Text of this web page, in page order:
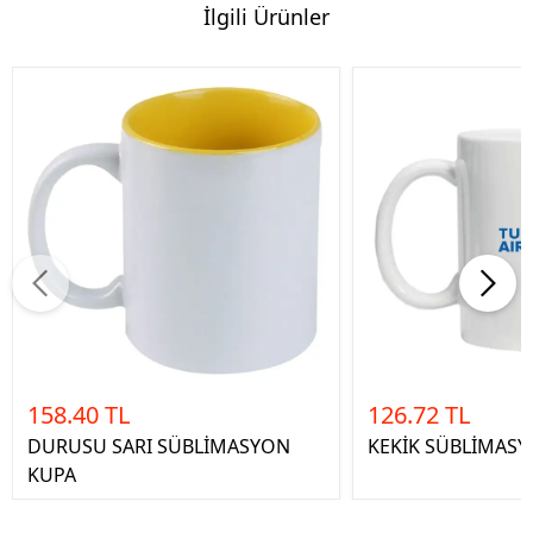
İlgili Ürünler
158.40 TL
DURUSU SARI SÜBLİMASYON
KUPA
126.72 TL
KEKİK